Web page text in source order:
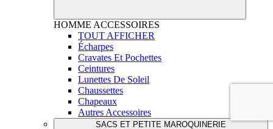
HOMME ACCESSOIRES
TOUT AFFICHER
Écharpes
Cravates Et Pochettes
Ceintures
Lunettes De Soleil
Chaussettes
Chapeaux
Autres Accessoires
SACS ET PETITE MAROQUINERIE